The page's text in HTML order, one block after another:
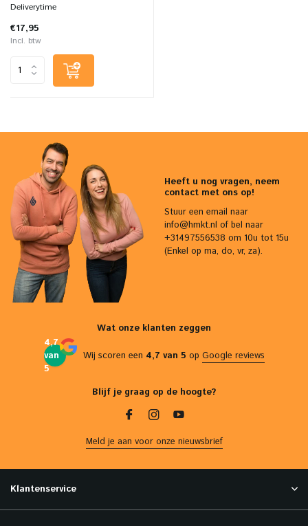
Deliverytime
€17,95
Incl. btw
Heeft u nog vragen, neem
contact met ons op!
Stuur een email naar
info@hmkt.nl of bel naar
+31497556538 om 10u tot 15u
(Enkel op ma, do, vr, za).
Wat onze klanten zeggen
4,7
van
5
Wij scoren een 4,7 van 5 op Google reviews
Blijf je graag op de hoogte?
Meld je aan voor onze nieuwsbrief
Klantenservice